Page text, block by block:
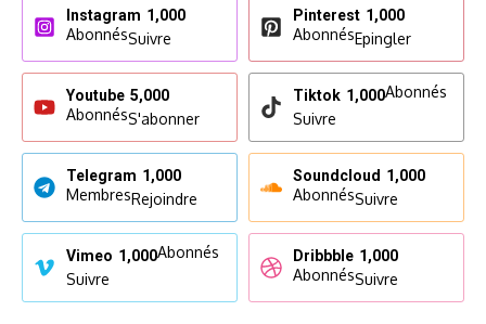
Instagram 1,000
AbonnésSuivre
Pinterest 1,000
AbonnésEpingler
Youtube 5,000
AbonnésS'abonner
Tiktok 1,000Abonnés
Suivre
Telegram 1,000
MembresRejoindre
Soundcloud 1,000
AbonnésSuivre
Vimeo 1,000Abonnés
Suivre
Dribbble 1,000
AbonnésSuivre